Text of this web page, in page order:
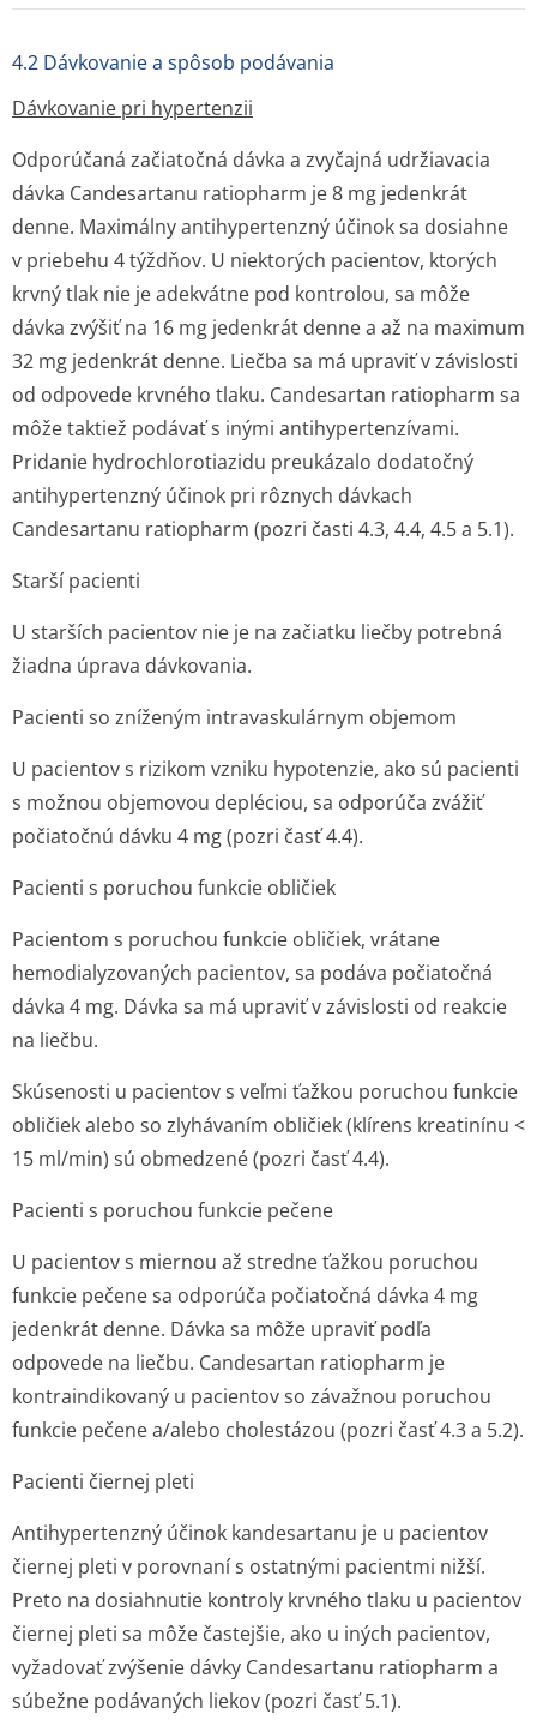
4.2 Dávkovanie a spôsob podávania
Dávkovanie pri hypertenzii
Odporúčaná začiatočná dávka a zvyčajná udržiavacia
dávka Candesartanu ratiopharm je 8 mg jedenkrát
denne. Maximálny antihypertenzný účinok sa dosiahne
v priebehu 4 týždňov. U niektorých pacientov, ktorých
krvný tlak nie je adekvátne pod kontrolou, sa môže
dávka zvýšiť na 16 mg jedenkrát denne a až na maximum
32 mg jedenkrát denne. Liečba sa má upraviť v závislosti
od odpovede krvného tlaku. Candesartan ratiopharm sa
môže taktiež podávať s inými antihypertenzívami.
Pridanie hydrochlorotiazidu preukázalo dodatočný
antihypertenzný účinok pri rôznych dávkach
Candesartanu ratiopharm (pozri časti 4.3, 4.4, 4.5 a 5.1).
Starší pacienti
U starších pacientov nie je na začiatku liečby potrebná
žiadna úprava dávkovania.
Pacienti so zníženým intravaskulárnym objemom
U pacientov s rizikom vzniku hypotenzie, ako sú pacienti
s možnou objemovou depléciou, sa odporúča zvážiť
počiatočnú dávku 4 mg (pozri časť 4.4).
Pacienti s poruchou funkcie obličiek
Pacientom s poruchou funkcie obličiek, vrátane
hemodialyzovaných pacientov, sa podáva počiatočná
dávka 4 mg. Dávka sa má upraviť v závislosti od reakcie
na liečbu.
Skúsenosti u pacientov s veľmi ťažkou poruchou funkcie
obličiek alebo so zlyhávaním obličiek (klírens kreatinínu <
15 ml/min) sú obmedzené (pozri časť 4.4).
Pacienti s poruchou funkcie pečene
U pacientov s miernou až stredne ťažkou poruchou
funkcie pečene sa odporúča počiatočná dávka 4 mg
jedenkrát denne. Dávka sa môže upraviť podľa
odpovede na liečbu. Candesartan ratiopharm je
kontraindikovaný u pacientov so závažnou poruchou
funkcie pečene a/alebo cholestázou (pozri časť 4.3 a 5.2).
Pacienti čiernej pleti
Antihypertenzný účinok kandesartanu je u pacientov
čiernej pleti v porovnaní s ostatnými pacientmi nižší.
Preto na dosiahnutie kontroly krvného tlaku u pacientov
čiernej pleti sa môže častejšie, ako u iných pacientov,
vyžadovať zvýšenie dávky Candesartanu ratiopharm a
súbežne podávaných liekov (pozri časť 5.1).